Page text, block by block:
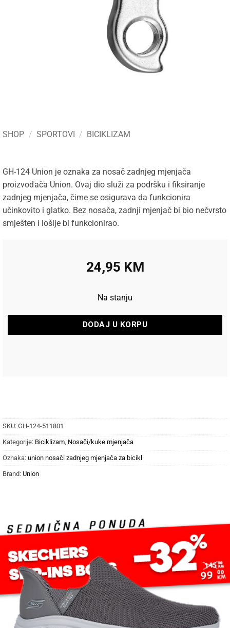
SHOP / SPORTOVI / BICIKLIZAM
GH-124 Union je oznaka za nosač zadnjeg mjenjača
proizvođača Union. Ovaj dio služi za podršku i fiksiranje
zadnjeg mjenjača, čime se osigurava da funkcionira
učinkovito i glatko. Bez nosača, zadnji mjenjač bi bio nečvrsto
smješten i lošije bi funkcionirao.
24,95 KM
Na stanju
DODAJ U KORPU
SKU: GH-124-511801
Kategorije: Biciklizam, Nosači/kuke mjenjača
Oznaka: union nosači zadnjeg mjenjača za bicikl
Brand: Union